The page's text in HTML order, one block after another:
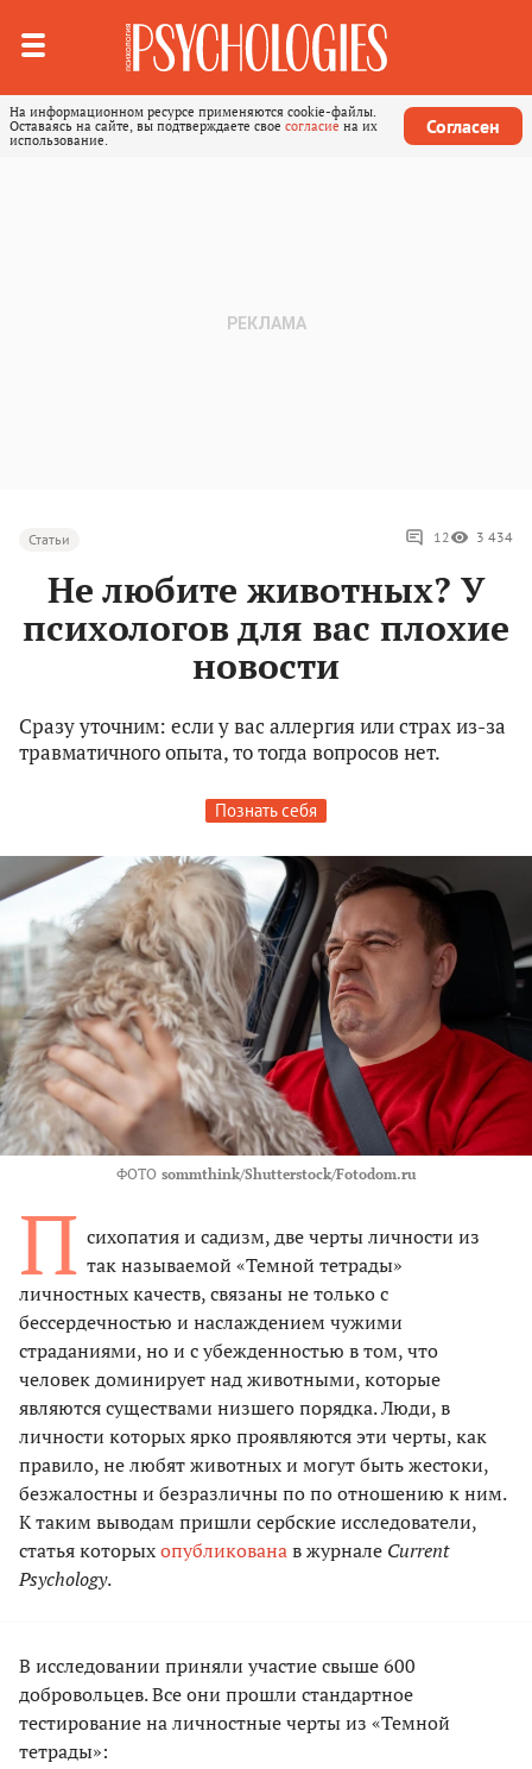
На информационном ресурсе применяются cookie-файлы.
Оставаясь на сайте, вы подтверждаете свое согласие на их
использование.
Согласен
Статьи 12 3 434
Не любите животных? У
психологов для вас плохие
новости
Сразу уточним: если у вас аллергия или страх из-за
травматичного опыта, то тогда вопросов нет.
Познать себя
ФОТО sommthink/Shutterstock/Fotodom.ru
П сихопатия и садизм, две черты личности из
так называемой «Темной тетрады»
личностных качеств, связаны не только с
бессердечностью и наслаждением чужими
страданиями, но и с убежденностью в том, что
человек доминирует над животными, которые
являются существами низшего порядка. Люди, в
личности которых ярко проявляются эти черты, как
правило, не любят животных и могут быть жестоки,
безжалостны и безразличны по по отношению к ним.
К таким выводам пришли сербские исследователи,
статья которыхопубликованав журнале Current
Psychology.
В исследовании приняли участие свыше 600
добровольцев. Все они прошли стандартное
тестирование на личностные черты из «Темной
тетрады»: